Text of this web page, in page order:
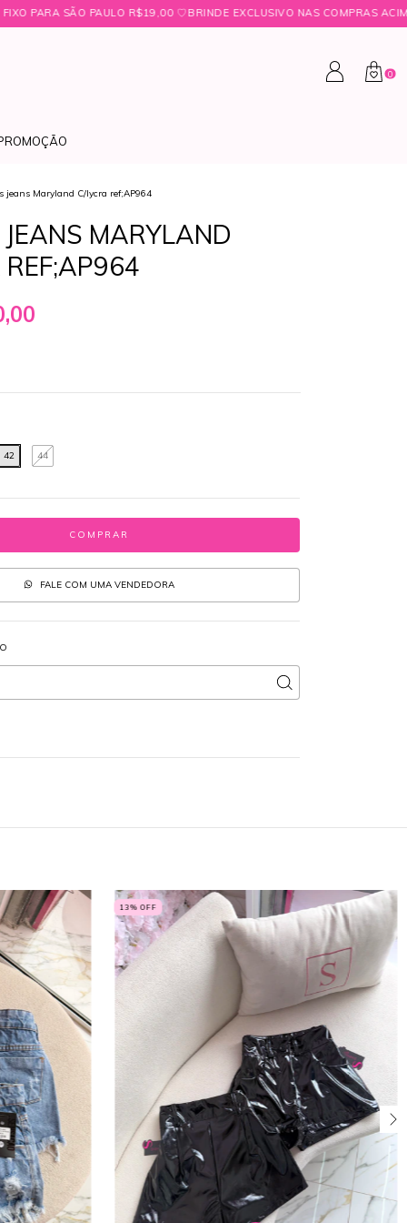
R$19,00 ㅤ♡ㅤBRINDE EXCLUSIVO NAS COMPRAS ACIMA DE R$349,99 ㅤ♡
0
jeans Maryland C/lycra ref;AP964
MARYLAND
REF;AP964
42 44
FALE COM UMA VENDEDORA
ALTERAR CEP
13% OFF